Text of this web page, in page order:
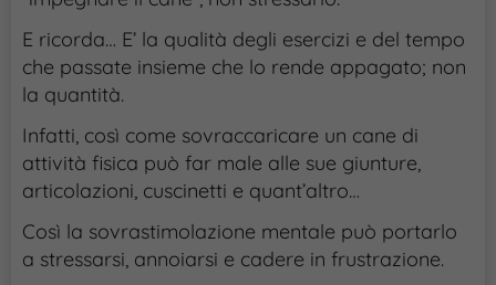
E ricorda… E’ la qualità degli esercizi e del tempo
che passate insieme che lo rende appagato; non
la quantità.
Infatti, così come sovraccaricare un cane di
attività fisica può far male alle sue giunture,
articolazioni, cuscinetti e quant’altro…
Così la sovrastimolazione mentale può portarlo
a stressarsi, annoiarsi e cadere in frustrazione.